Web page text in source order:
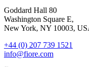
Goddard Hall 80
Washington Square E,
New York, NY 10003,
+44 (0) 207 739 1521
info@fiore.com